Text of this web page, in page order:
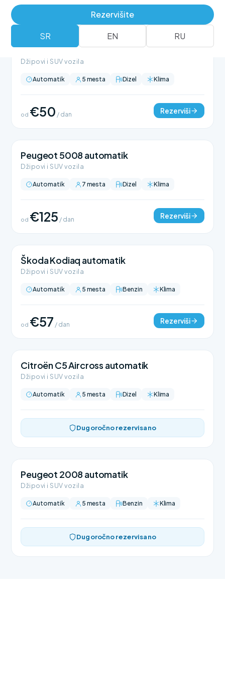
Rezervišite
SR EN RU
BMW X1 automatik
Džipovi i SUV vozila
Automatik 5 mesta Dizel Klima
od €50 / dan Rezerviši
Peugeot 5008 automatik
Džipovi i SUV vozila
Automatik 7 mesta Dizel Klima
od €125 / dan Rezerviši
Škoda Kodiaq automatik
Džipovi i SUV vozila
Automatik 5 mesta Benzin Klima
od €57 / dan Rezerviši
Citroën C5 Aircross automatik
Džipovi i SUV vozila
Automatik 5 mesta Dizel Klima
Dugoročno rezervisano
Peugeot 2008 automatik
Džipovi i SUV vozila
Automatik 5 mesta Benzin Klima
Dugoročno rezervisano